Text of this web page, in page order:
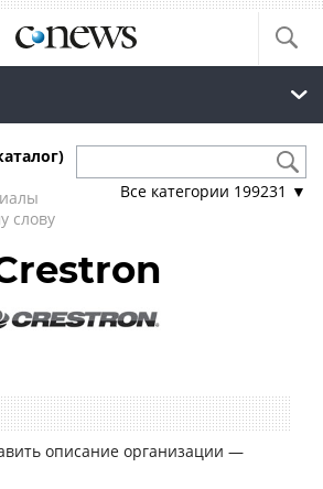
слову
Все категории 199231 ▼
описание организации —